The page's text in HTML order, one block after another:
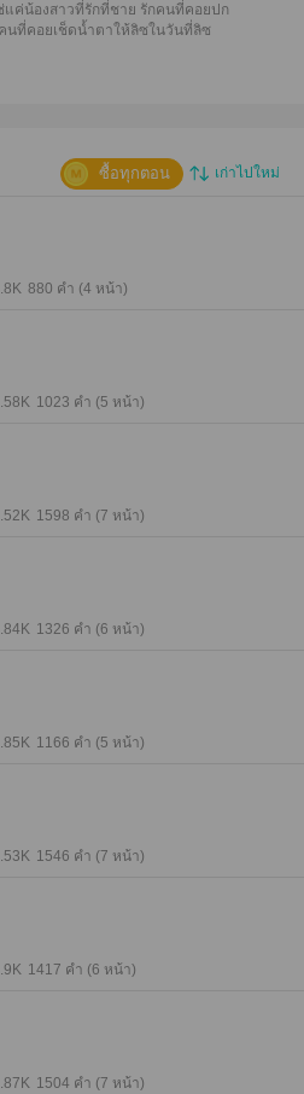
แค่น้องสาวที่รักที่ชาย รักคนที่คอยปก
นที่คอยเช็ดน้ำตาให้ลิซในวันที่ลิซ
หรอ ที่เป็นคนทำมันพัง แล้วจะมาทำตัว
ำไมวะลิซ... ผู้ชายบนโลกนี้มีเป็นร้อย
วยเกลียดเฮียได้ไหมลิซ" "เกลียดเฮียให้
นมองหน้าเฮียไม่ไหว เกลียดจนอยาก
" "ถ้าเฮียบอกว่าใช่ล่ะ ลิซจะเกลียด
ามกับหนูนิดด้วยนะคะ เหมือนเดิมนะ
เก่าไปใหม่
ซื้อทุกตอน
880 คำ (4 หน้า)
1023 คำ (5 หน้า)
1598 คำ (7 หน้า)
1326 คำ (6 หน้า)
1166 คำ (5 หน้า)
1546 คำ (7 หน้า)
1417 คำ (6 หน้า)
1504 คำ (7 หน้า)